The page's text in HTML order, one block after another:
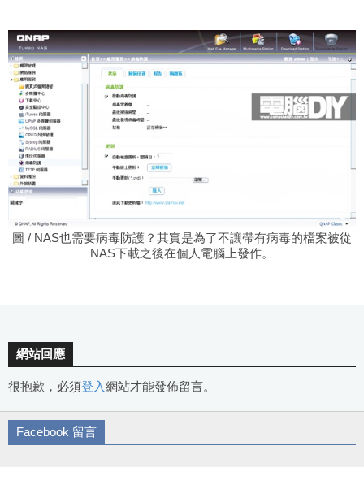
圖 / NAS也需要病毒防護？其實是為了不讓帶有病毒的檔案被從
NAS下載之後在個人電腦上發作。
網站回應
很抱歉，必須登入網站才能發佈留言。
Facebook 留言